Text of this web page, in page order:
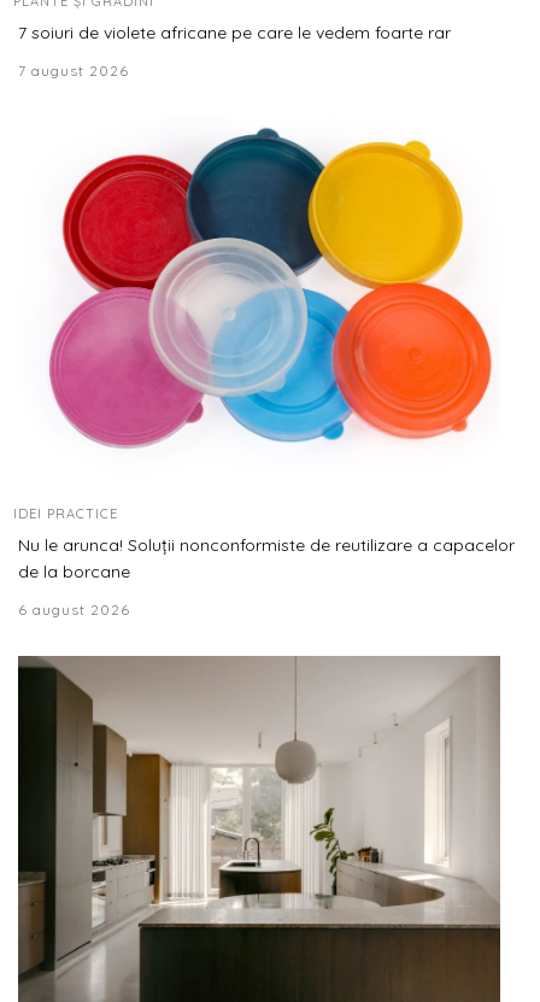
7 soiuri de violete africane pe care le vedem foarte rar
7 august 2026
IDEI PRACTICE
Nu le arunca! Soluții nonconformiste de reutilizare a capacelor
de la borcane
6 august 2026